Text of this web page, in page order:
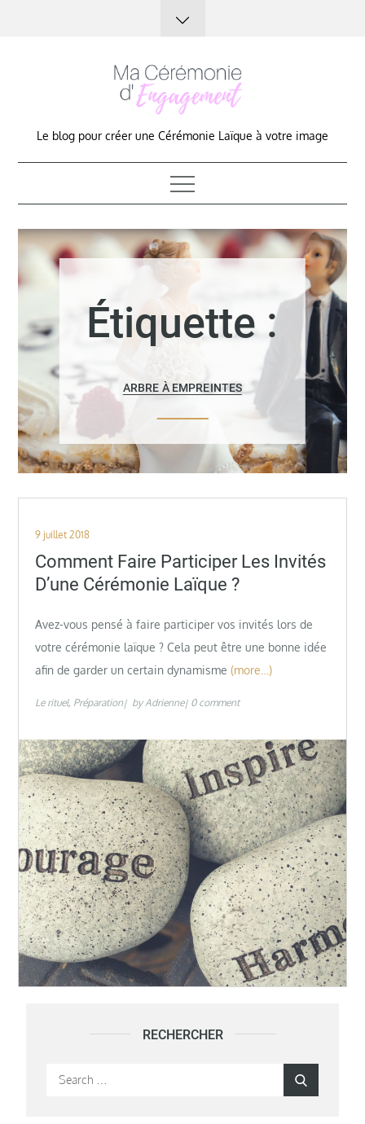
Le blog pour créer une Cérémonie Laïque à votre image
Étiquette :
ARBRE À EMPREINTES
Posted
on
9 juillet 2018
Comment Faire Participer Les Invités
D’une Cérémonie Laïque ?
Avez-vous pensé à faire participer vos invités lors de
votre cérémonie laïque ? Cela peut être une bonne idée
afin de garder un certain dynamisme (more…)
Le rituel Préparation byAdrienne 0 comment
RECHERCHER
Search